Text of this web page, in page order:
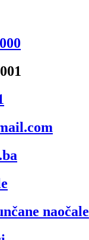
naočale